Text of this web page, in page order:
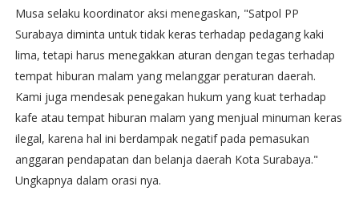
Musa selaku koordinator aksi menegaskan, "Satpol PP
Surabaya diminta untuk tidak keras terhadap pedagang kaki
lima, tetapi harus menegakkan aturan dengan tegas terhadap
tempat hiburan malam yang melanggar peraturan daerah.
Kami juga mendesak penegakan hukum yang kuat terhadap
kafe atau tempat hiburan malam yang menjual minuman keras
ilegal, karena hal ini berdampak negatif pada pemasukan
anggaran pendapatan dan belanja daerah Kota Surabaya."
Ungkapnya dalam orasi nya.